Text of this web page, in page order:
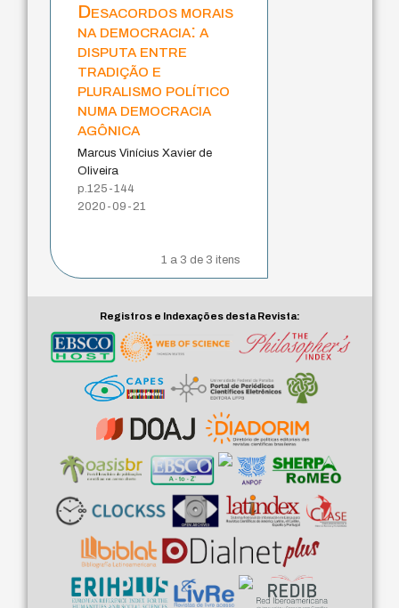
Desacordos morais
na democracia: a
disputa entre
tradição e
pluralismo político
numa democracia
agônica
Marcus Vinícius Xavier de
Oliveira
p.125-144
2020-09-21
1 a 3 de 3 itens
Registros e Indexações desta Revista: